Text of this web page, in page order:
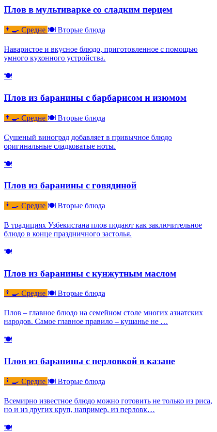
Плов в мультиварке со сладким перцем
👨‍🍳 Средне 🍽 Вторые блюда
Наваристое и вкусное блюдо, приготовленное с помощью
умного кухонного устройства.
🍽
Плов из баранины с барбарисом и изюмом
👨‍🍳 Средне 🍽 Вторые блюда
Сушеный виноград добавляет в привычное блюдо
оригинальные сладковатые ноты.
🍽
Плов из баранины с говядиной
👨‍🍳 Средне 🍽 Вторые блюда
В традициях Узбекистана плов подают как заключительное
блюдо в конце праздничного застолья.
🍽
Плов из баранины с кунжутным маслом
👨‍🍳 Средне 🍽 Вторые блюда
Плов – главное блюдо на семейном столе многих азиатских
народов. Самое главное правило – кушанье не …
🍽
Плов из баранины с перловкой в казане
👨‍🍳 Средне 🍽 Вторые блюда
Всемирно известное блюдо можно готовить не только из риса,
но и из других круп, например, из перловк…
🍽